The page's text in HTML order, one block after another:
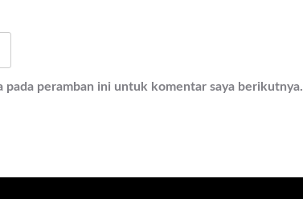
pada peramban ini untuk komentar saya berikutnya.